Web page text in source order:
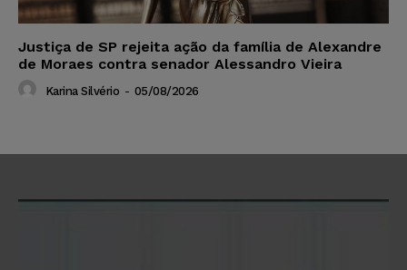
Justiça de SP rejeita ação da família de Alexandre
de Moraes contra senador Alessandro Vieira
Karina Silvério - 05/08/2026